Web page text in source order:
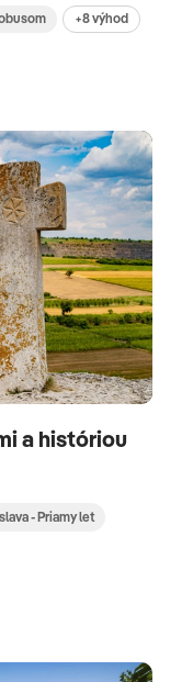
+8 výhod
a históriou
- Priamy let